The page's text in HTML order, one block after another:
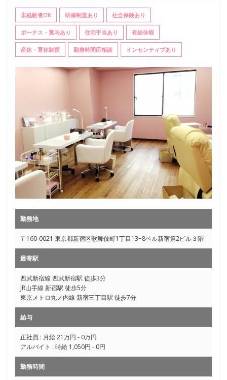
未経験者OK 研修制度あり 社会保険あり
ボーナス・賞与あり 住宅手当あり 有給休暇
産休・育休制度 勤務時間応相談 インセンティブあり
勤務地
〒160-0021 東京都新宿区歌舞伎町1丁目13−8ベル新宿第2ビル３階
最寄駅
西武新宿線 西武新宿駅 徒歩3分
JR山手線 新宿駅 徒歩5分
東京メトロ丸ノ内線 新宿三丁目駅 徒歩7分
給与
正社員 : 月給 21万円 - 0万円
アルバイト : 時給 1,050円 - 0円
勤務時間